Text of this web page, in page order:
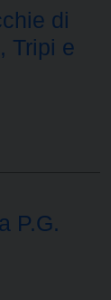
di
Tripi e
P.G.